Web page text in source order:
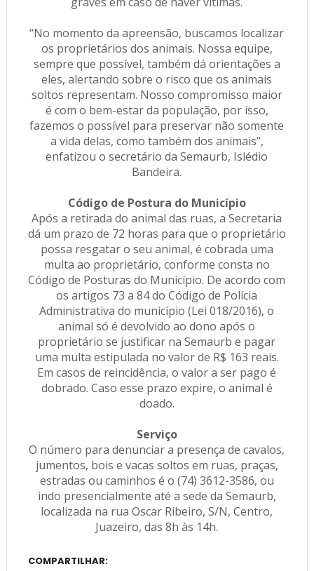
“No momento da apreensão, buscamos localizar
os proprietários dos animais. Nossa equipe,
sempre que possível, também dá orientações a
eles, alertando sobre o risco que os animais
soltos representam. Nosso compromisso maior
é com o bem-estar da população, por isso,
fazemos o possível para preservar não somente
a vida delas, como também dos animais”,
enfatizou o secretário da Semaurb, Islédio
Bandeira.
Código de Postura do Município
Após a retirada do animal das ruas, a Secretaria
dá um prazo de 72 horas para que o proprietário
possa resgatar o seu animal, é cobrada uma
multa ao proprietário, conforme consta no
Código de Posturas do Município. De acordo com
os artigos 73 a 84 do Código de Polícia
Administrativa do município (Lei 018/2016), o
animal só é devolvido ao dono após o
proprietário se justificar na Semaurb e pagar
uma multa estipulada no valor de R$ 163 reais.
Em casos de reincidência, o valor a ser pago é
dobrado. Caso esse prazo expire, o animal é
doado.
Serviço
O número para denunciar a presença de cavalos,
jumentos, bois e vacas soltos em ruas, praças,
estradas ou caminhos é o (74) 3612-3586, ou
indo presencialmente até a sede da Semaurb,
localizada na rua Oscar Ribeiro, S/N, Centro,
Juazeiro, das 8h às 14h.
COMPARTILHAR: